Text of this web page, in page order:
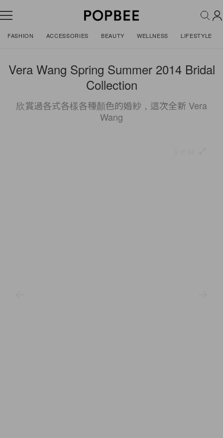
FASHION ACCESSORIES BEAUTY WELLNESS LIFESTYLE
Vera Wang Spring Summer 2014 Bridal
Collection
欣賞過各式各樣各種顏色的婚紗，這次全新 Vera
Wang